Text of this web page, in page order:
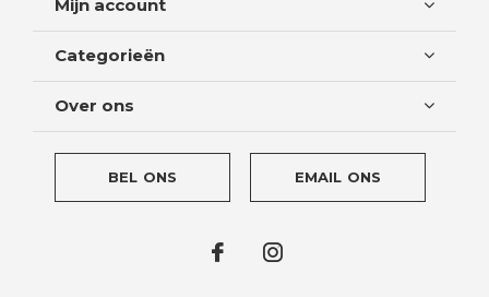
Mijn account
Categorieën
Over ons
BEL ONS EMAIL ONS